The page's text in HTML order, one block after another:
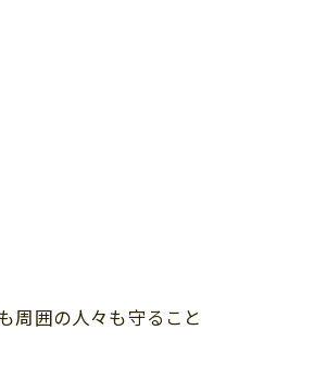
周囲の人々も守ること